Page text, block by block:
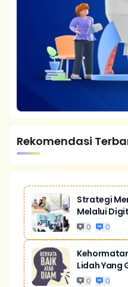
Rekomendasi
Strategi
Melalui
0 0
Lidah Yang
0 0